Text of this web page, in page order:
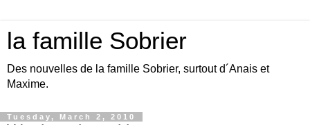
la famille Sobrier
Des nouvelles de la famille Sobrier, surtout d´Anais et
Maxime.
Tuesday, March 2, 2010